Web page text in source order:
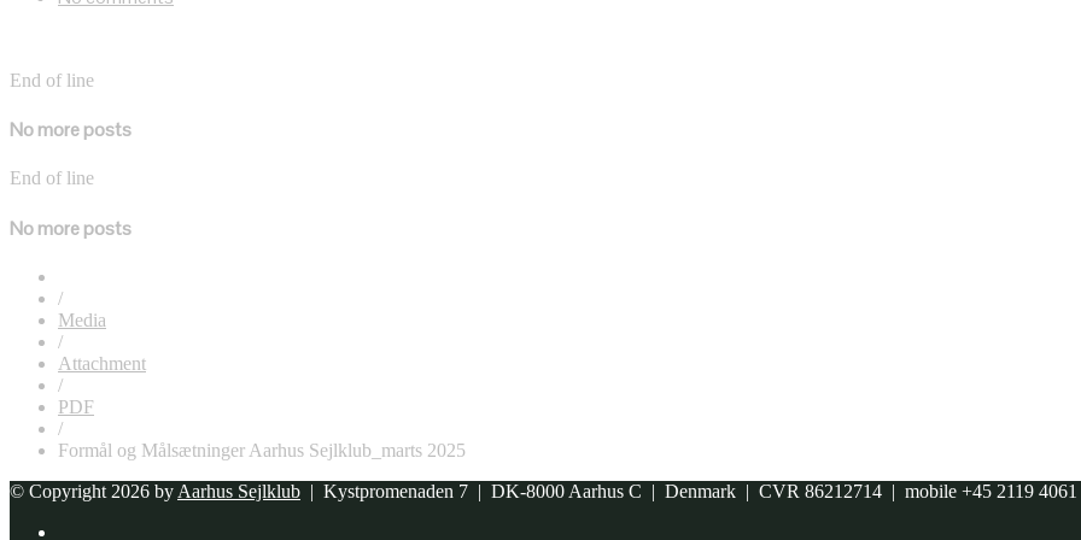
End of line
No more posts
End of line
No more posts
/
Media
/
Attachment
/
PDF
/
Formål og Målsætninger Aarhus Sejlklub_marts 2025
© Copyright 2026 by Aarhus Sejlklub | Kystpromenaden 7 | DK-8000 Aarhus C | Denmark | CVR 86212714 | mobile +45 2119